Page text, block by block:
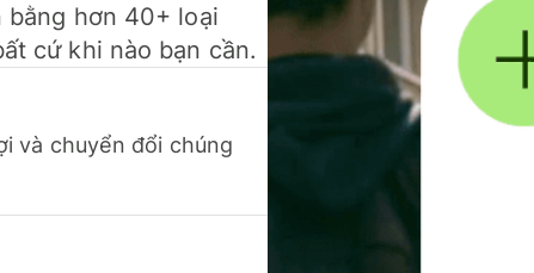
hơn 40+ loại
cứ khi nào bạn cần.
và chuyển đổi chúng